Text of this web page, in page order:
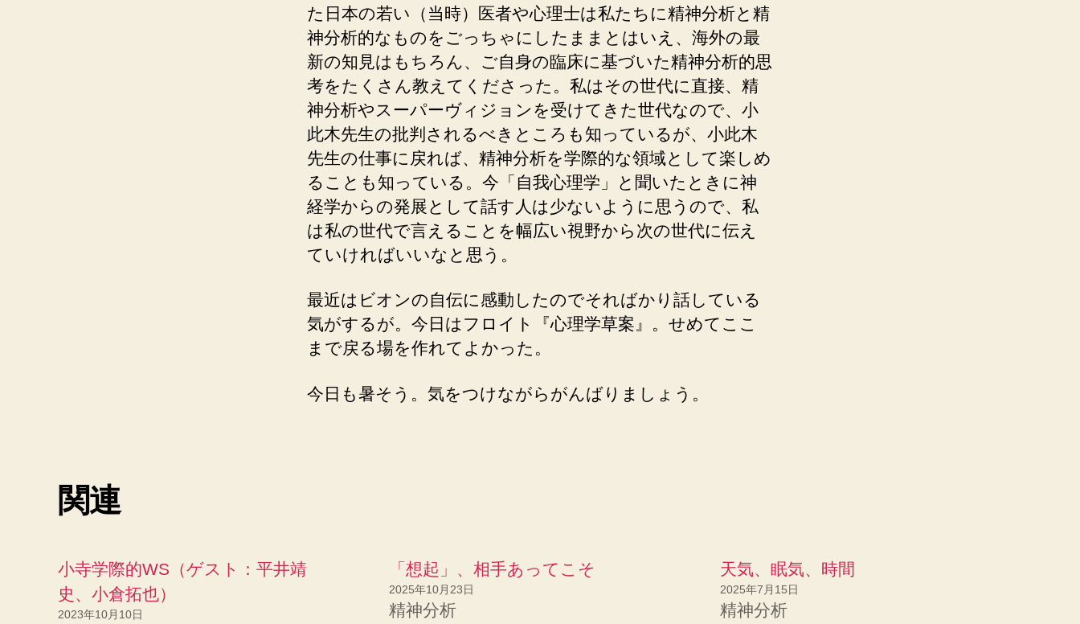
た日本の若い（当時）医者や心理士は私たちに精神分析と精
神分析的なものをごっちゃにしたままとはいえ、海外の最
新の知見はもちろん、ご自身の臨床に基づいた精神分析的思
考をたくさん教えてくださった。私はその世代に直接、精
神分析やスーパーヴィジョンを受けてきた世代なので、小
此木先生の批判されるべきところも知っているが、小此木
先生の仕事に戻れば、精神分析を学際的な領域として楽しめ
ることも知っている。今「自我心理学」と聞いたときに神
経学からの発展として話す人は少ないように思うので、私
は私の世代で言えることを幅広い視野から次の世代に伝え
ていければいいなと思う。
最近はビオンの自伝に感動したのでそればかり話している
気がするが。今日はフロイト『心理学草案』。せめてここ
まで戻る場を作れてよかった。
今日も暑そう。気をつけながらがんばりましょう。
関連
小寺学際的WS（ゲスト：平井靖
史、小倉拓也）
2023年10月10日
「想起」、相手あってこそ
2025年10月23日
精神分析
天気、眠気、時間
2025年7月15日
精神分析